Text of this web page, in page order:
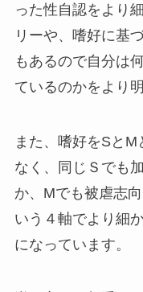
った性自認をより
リーや、嗜好に基
もあるので自分は
ているのかをより
また、嗜好をSと
なく、同じＳでも
か、Mでも被虐志
いう４軸でより細
になっています。